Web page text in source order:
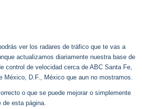
ver los radares de tráfico que te vas a
actualizamos diariamente nuestra base de
control de velocidad cerca de ABC Santa Fe,
México, D.F., México que aun no mostramos.
o que se puede mejorar o simplemente
esta página.